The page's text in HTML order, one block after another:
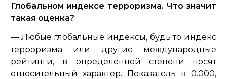
Глобальном индексе терроризма. Что значит
такая оценка?
— Любые глобальные индексы, будь то индекс
терроризма или другие международные
рейтинги, в определенной степени носят
относительный характер. Показатель в 0.000,